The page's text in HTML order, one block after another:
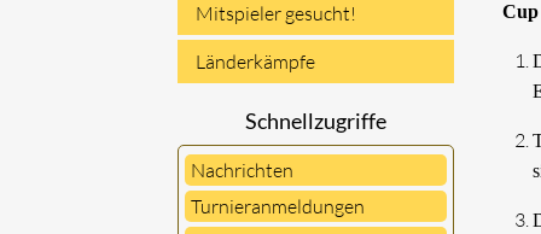
Cup
Mitspieler gesucht!
Länderkämpfe
Schnellzugriffe
Nachrichten
Turnieranmeldungen